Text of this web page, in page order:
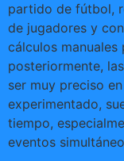
partido de fútbol,
de jugadores y
cálculos
posteriormente,
ser muy preciso
experimentado,
tiempo,
eventos